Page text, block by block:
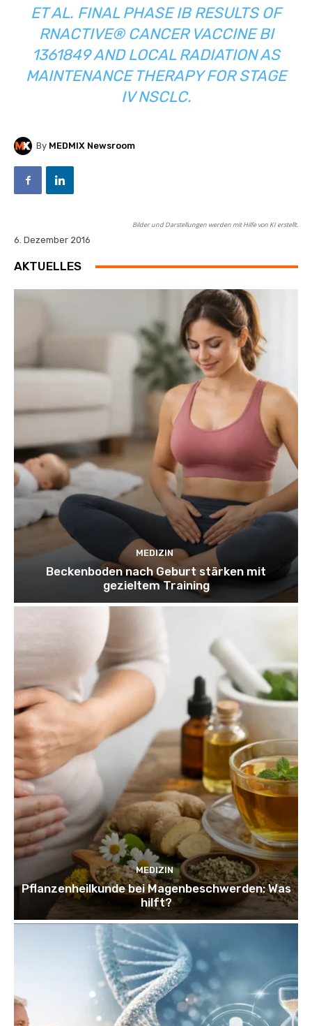
ET AL. FINAL PHASE IB RESULTS OF
RNACTIVE® CANCER VACCINE BI
1361849 AND LOCAL RADIATION AS
MAINTENANCE THERAPY FOR STAGE
IV NSCLC.
By MEDMIX Newsroom
Bilder und Darstellungen werden mit Hilfe von KI erstellt.
6. Dezember 2016
AKTUELLES
MEDIZIN
Beckenboden nach Geburt stärken mit
gezieltem Training
MEDIZIN
Pflanzenheilkunde bei Magenbeschwerden: Was
hilft?